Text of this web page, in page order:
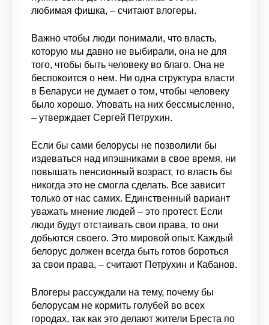
любимая фишка, – считают влогеры.
Важно чтобы люди понимали, что власть,
которую мы давно не выбирали, она не для
того, чтобы быть человеку во благо. Она не
беспокоится о нем. Ни одна структура власти
в Беларуси не думает о том, чтобы человеку
было хорошо. Уповать на них бессмысленно,
– утверждает Сергей Петрухин.
Если бы сами белорусы не позволили бы
издеваться над ипэшниками в свое время, ни
повышать пенсионный возраст, то власть бы
никогда это не смогла сделать. Все зависит
только от нас самих. Единственный вариант
уважать мнение людей – это протест. Если
люди будут отстаивать свои права, то они
добьются своего. Это мировой опыт. Каждый
белорус должен всегда быть готов бороться
за свои права, – считают Петрухин и Кабанов.
Влогеры рассуждали на тему, почему бы
белорусам не кормить голубей во всех
городах, так как это делают жители Бреста по